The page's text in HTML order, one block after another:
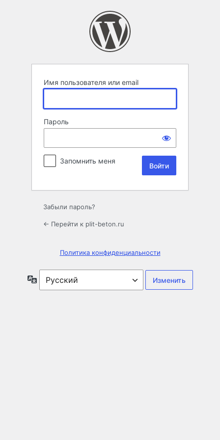
Имя пользователя или email
Пароль
Запомнить меня
Забыли пароль?
← Перейти к plit-beton.ru
Политика конфиденциальности
Язык